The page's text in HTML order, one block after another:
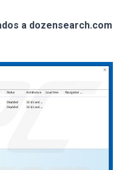
a dozensearch.com